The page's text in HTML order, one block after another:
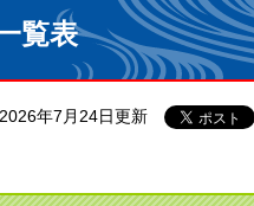
覧表
年7月24日更新